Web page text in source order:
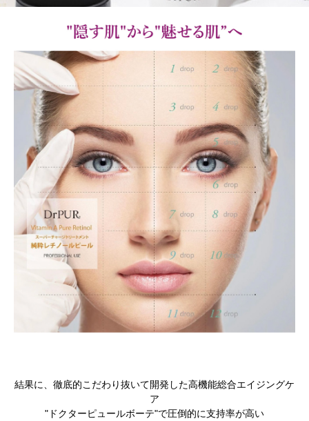
結果に、徹底的こだわり抜いて開発した高機能総合エイジングケ
ア
"ドクターピュールボーテ"で圧倒的に支持率が高い